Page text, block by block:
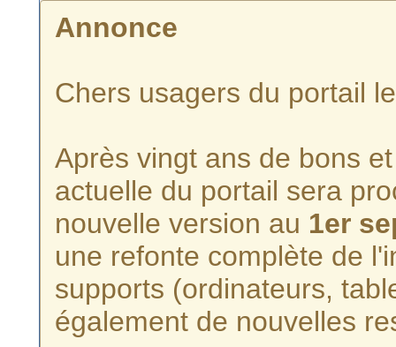
Annonce
Chers usagers du portail
Après vingt ans de bons
actuelle du portail sera
nouvelle version au 1er
une refonte complète de
supports (ordinateurs,
également de nouvelles